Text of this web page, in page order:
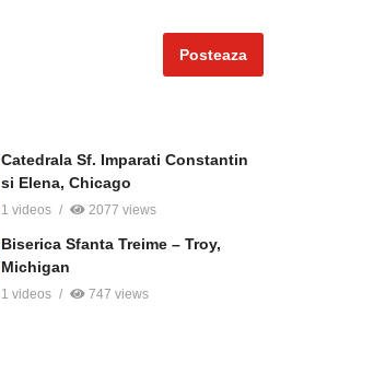
Posteaza
Catedrala Sf. Imparati Constantin
si Elena, Chicago
1 videos 2077 views
Biserica Sfanta Treime – Troy,
Michigan
1 videos 747 views